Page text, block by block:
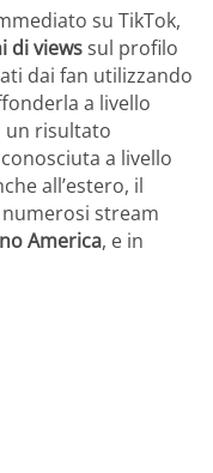
su TikTok,
di viewssul profilo
dai fan utilizzando
a livello
un risultato
a livello
all’estero, il
stream
America, e in